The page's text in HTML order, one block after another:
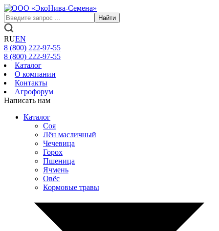
Найти
RUEN
8 (800) 222-97-55
8 (800) 222-97-55
Каталог
О компании
Контакты
Агрофорум
Написать нам
Каталог
Соя
Лён масличный
Чечевица
Горох
Пшеница
Ячмень
Овёс
Кормовые травы